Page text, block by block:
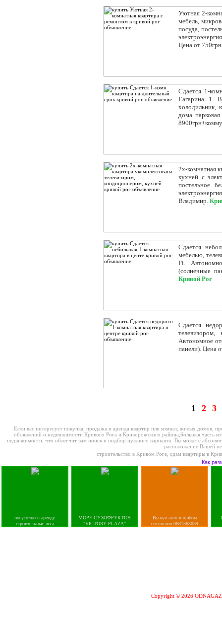
Уютная 2-
мебель,
посуда,
Цена от
Сдается 1-
Гагарина 1. В
холодильник,
дома
2х-комнатная
кухней с
постельное
Владимир.
Сдается
мебелью,
Fi.
(солнечные
Кривой Рог
Сдается
Автономное
панели). Цена
1 2 3
Если вас интересует покупка, продажа и аренда квартир или комнат, жилых домов,
объявлений о недвижимости Кривого Рога и Криворожского района,большая часть
недвижимости, что облегчит вам поиск и подбор нужного варианта. Вы можете
расположение Вашей
строительство в Кривом Роге ,сдам квартиры в
Как
посуточно в аренду
строительные леса
МОРЕ СУХОФРУКТОВ
"VICTORY PLAZA"
Выкуп авто в любом
состоянии 0681563039
Copyright © 2026